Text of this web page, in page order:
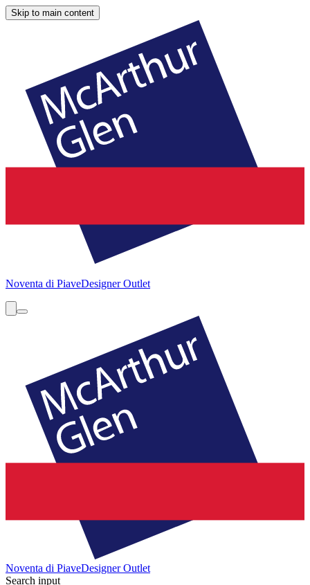
Skip to main content
Noventa di PiaveDesigner Outlet
Noventa di PiaveDesigner Outlet
Search input